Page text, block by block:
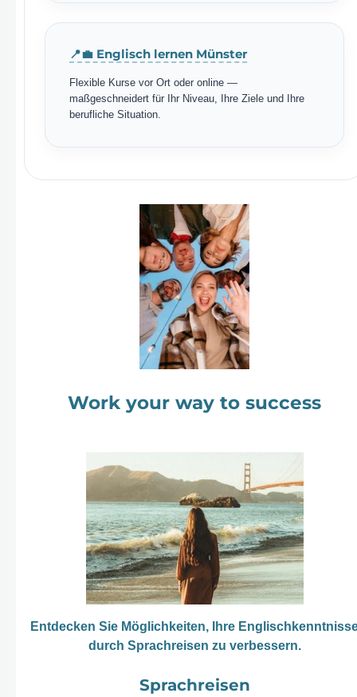
📍💼 Englisch lernen Münster
Flexible Kurse vor Ort oder online —
maßgeschneidert für Ihr Niveau, Ihre Ziele und Ihre
berufliche Situation.
Work your way to success
Entdecken Sie Möglichkeiten, Ihre
durch Sprachreisen zu verbessern.
Sprachreisen